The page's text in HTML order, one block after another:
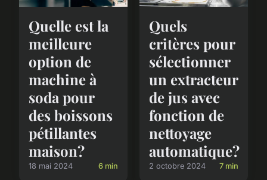
Quelle est la
meilleure
option de
machine à
soda pour
des boissons
pétillantes
maison?
18 mai 2024 6 min
Quels
critères pour
sélectionner
un extracteur
de jus avec
fonction de
nettoyage
automatique?
2 octobre 2024 7 min